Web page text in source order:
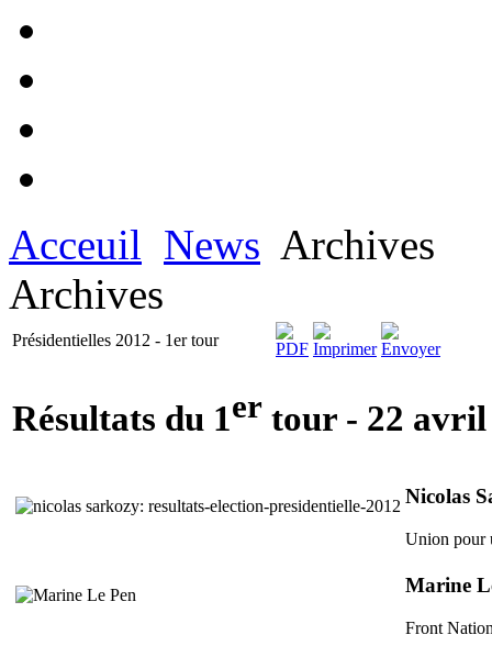
Acceuil News Archives
Archives
Présidentielles 2012 - 1er tour
Résultats du 1er tour - 22
Nicolas
Union pour
Marine
Front